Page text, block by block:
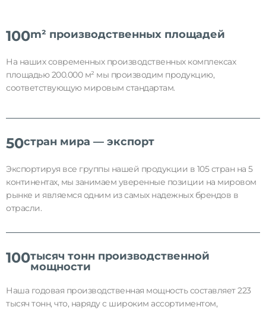
100m² производственных площадей
На наших современных производственных комплексах
площадью 200.000 м² мы производим продукцию,
соответствующую мировым стандартам.
50стран мира — экспорт
Экспортируя все группы нашей продукции в 105 стран на 5
континентах, мы занимаем уверенные позиции на мировом
рынке и являемся одним из самых надежных брендов в
отрасли.
100тысяч тонн производственной
мощности
Наша годовая производственная мощность составляет 223
тысяч тонн, что, наряду с широким ассортиментом,